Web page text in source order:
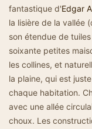
fantastique d'Edgar
la lisière de la vallée
son étendue de
soixante petites
les collines, et
la plaine, qui est
chaque habitation.
avec une allée
choux. Les